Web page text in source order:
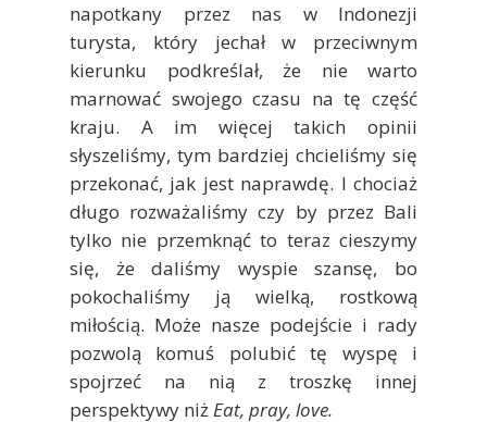
napotkany przez nas w Indonezji
turysta, który jechał w przeciwnym
kierunku podkreślał, że nie warto
marnować swojego czasu na tę część
kraju. A im więcej takich opinii
słyszeliśmy, tym bardziej chcieliśmy się
przekonać, jak jest naprawdę. I chociaż
długo rozważaliśmy czy by przez Bali
tylko nie przemknąć to teraz cieszymy
się, że daliśmy wyspie szansę, bo
pokochaliśmy ją wielką, rostkową
miłością. Może nasze podejście i rady
pozwolą komuś polubić tę wyspę i
spojrzeć na nią z troszkę innej
perspektywy niżEat, pray, love.